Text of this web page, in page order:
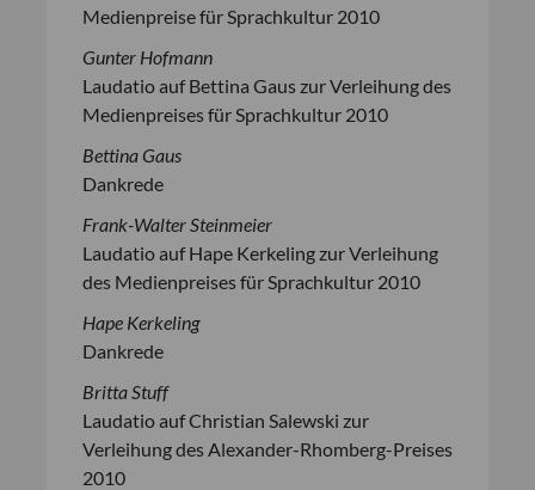
Medienpreise für Sprachkultur 2010
Gunter Hofmann
Laudatio auf Bettina Gaus zur Verleihung des
Medienpreises für Sprachkultur 2010
Bettina Gaus
Dankrede
Frank-Walter Steinmeier
Laudatio auf Hape Kerkeling zur Verleihung
des Medienpreises für Sprachkultur 2010
Hape Kerkeling
Dankrede
Britta Stuff
Laudatio auf Christian Salewski zur
Verleihung des Alexander-Rhomberg-Preises
2010